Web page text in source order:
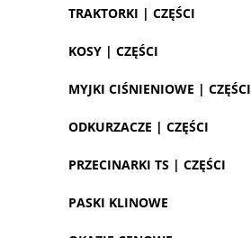
TRAKTORKI | CZĘŚCI
KOSY | CZĘŚCI
MYJKI CIŚNIENIOWE | CZĘŚCI
ODKURZACZE | CZĘŚCI
PRZECINARKI TS | CZĘŚCI
PASKI KLINOWE